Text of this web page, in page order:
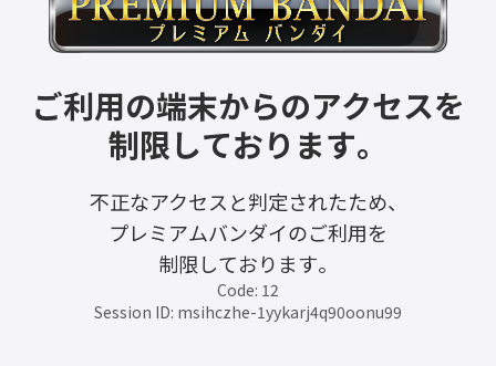
ご利用の端末からのアクセスを
制限しております。
不正なアクセスと判定されたため、
プレミアムバンダイのご利用を
制限しております。
Code: 12
Session ID: msihczhe-1yykarj4q90oonu99